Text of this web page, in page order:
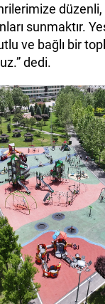
sunmaktır.
ve bağlı bir
dedi.